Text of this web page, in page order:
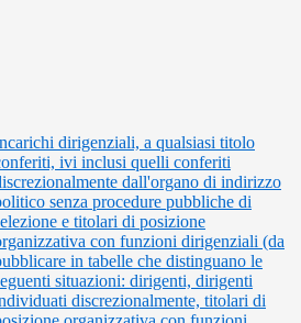
dirigenziali, a qualsiasi titolo
ivi inclusi quelli conferiti
dall'organo di indirizzo
senza procedure pubbliche di
e titolari di posizione
con funzioni dirigenziali (da
in tabelle che distinguano le
situazioni: dirigenti, dirigenti
discrezionalmente, titolari di